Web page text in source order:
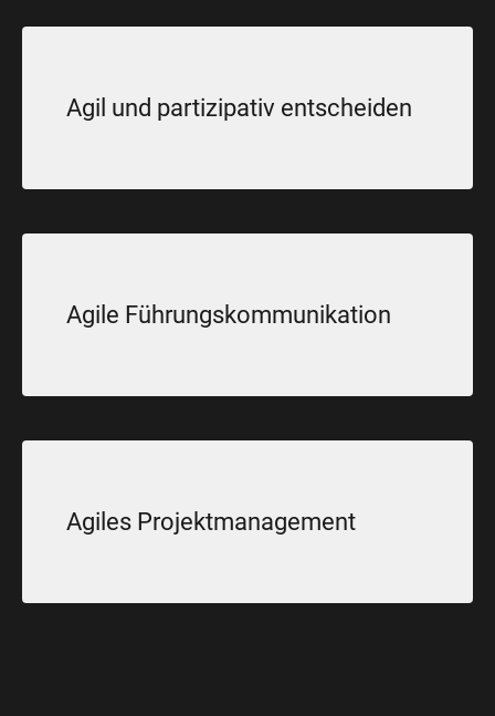
Agil und partizipativ entscheiden
Agile Führungskommunikation
Agiles Projektmanagement